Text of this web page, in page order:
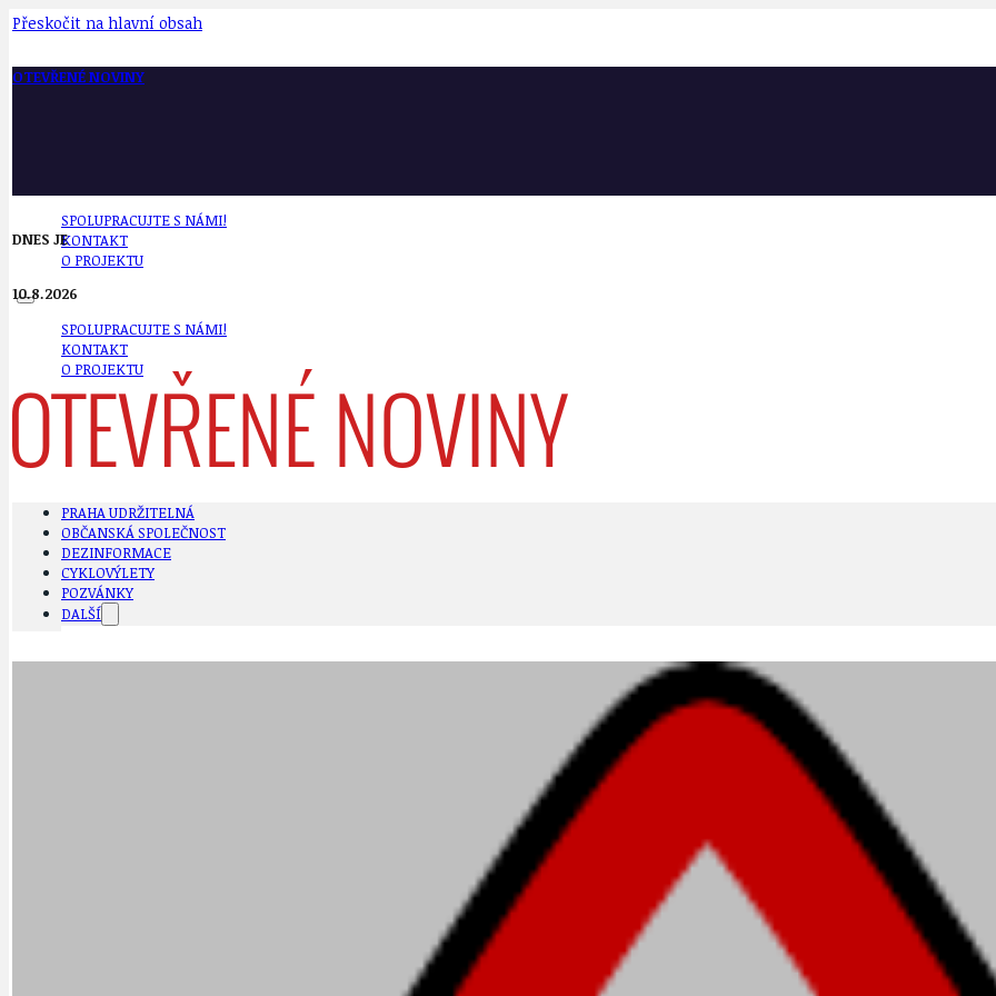
Přeskočit na hlavní obsah
OTEVŘENÉ NOVINY
SPOLUPRACUJTE S NÁMI!
KONTAKT
O PROJEKTU
SPOLUPRACUJTE S NÁMI!
KONTAKT
O PROJEKTU
DNES JE
10.8.2026
PRAHA UDRŽITELNÁ
OBČANSKÁ SPOLEČNOST
DEZINFORMACE
CYKLOVÝLETY
POZVÁNKY
DALŠÍ
KLÁNOVICKÁ SPOJKA
KRUHOVÝ OBJEZD V KOLODĚJÍCH
PETICE, VÝZVY, HLASOVÁNÍ, SOUTĚŽE
POZVÁNKY